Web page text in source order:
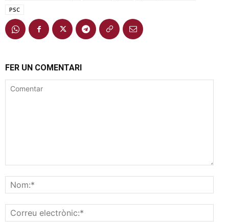
PSC
FER UN COMENTARI